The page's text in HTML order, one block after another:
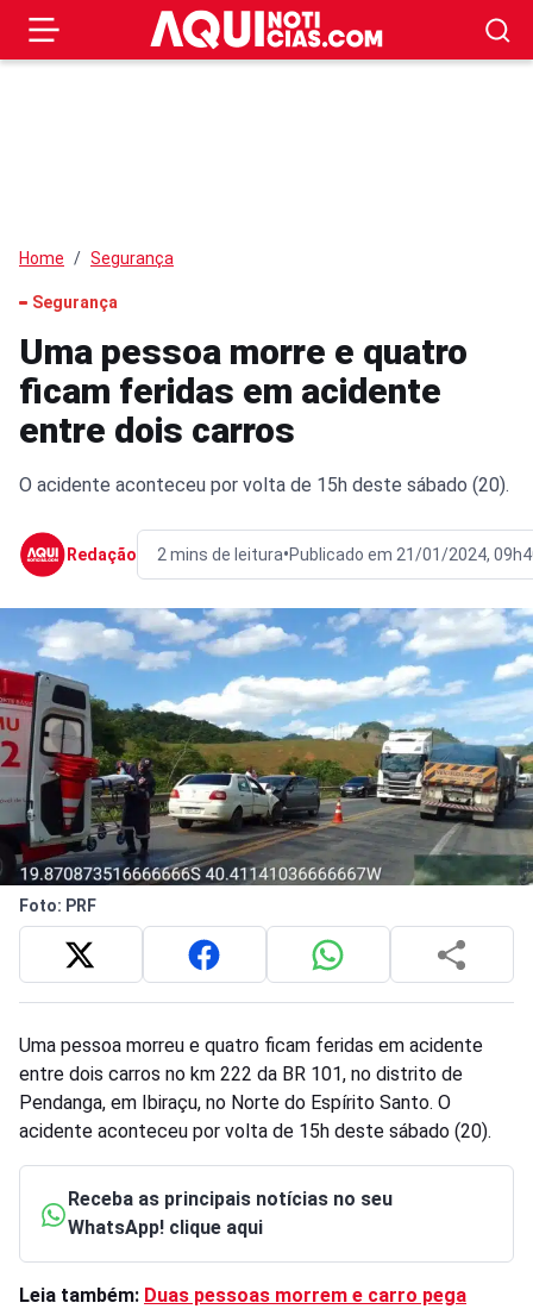
Home Segurança
Segurança
Uma pessoa morre e quatro
ficam feridas em acidente
entre dois carros
O acidente aconteceu por volta de 15h deste sábado (20).
Redação 2 mins de leitura•Publicado em 21/01/2024,
Foto: PRF
Uma pessoa morreu e quatro ficam feridas em acidente
entre dois carros no km 222 da BR 101, no distrito de
Pendanga, em Ibiraçu, no Norte do Espírito Santo. O
acidente aconteceu por volta de 15h deste sábado (20).
Receba as principais notícias no seu
WhatsApp! clique aqui
Leia também: Duas pessoas morrem e carro pega